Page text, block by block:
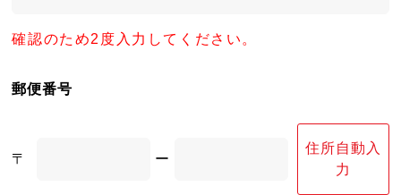
確認のため2度入力してください。
郵便番号
〒 ー
住所自動入
力